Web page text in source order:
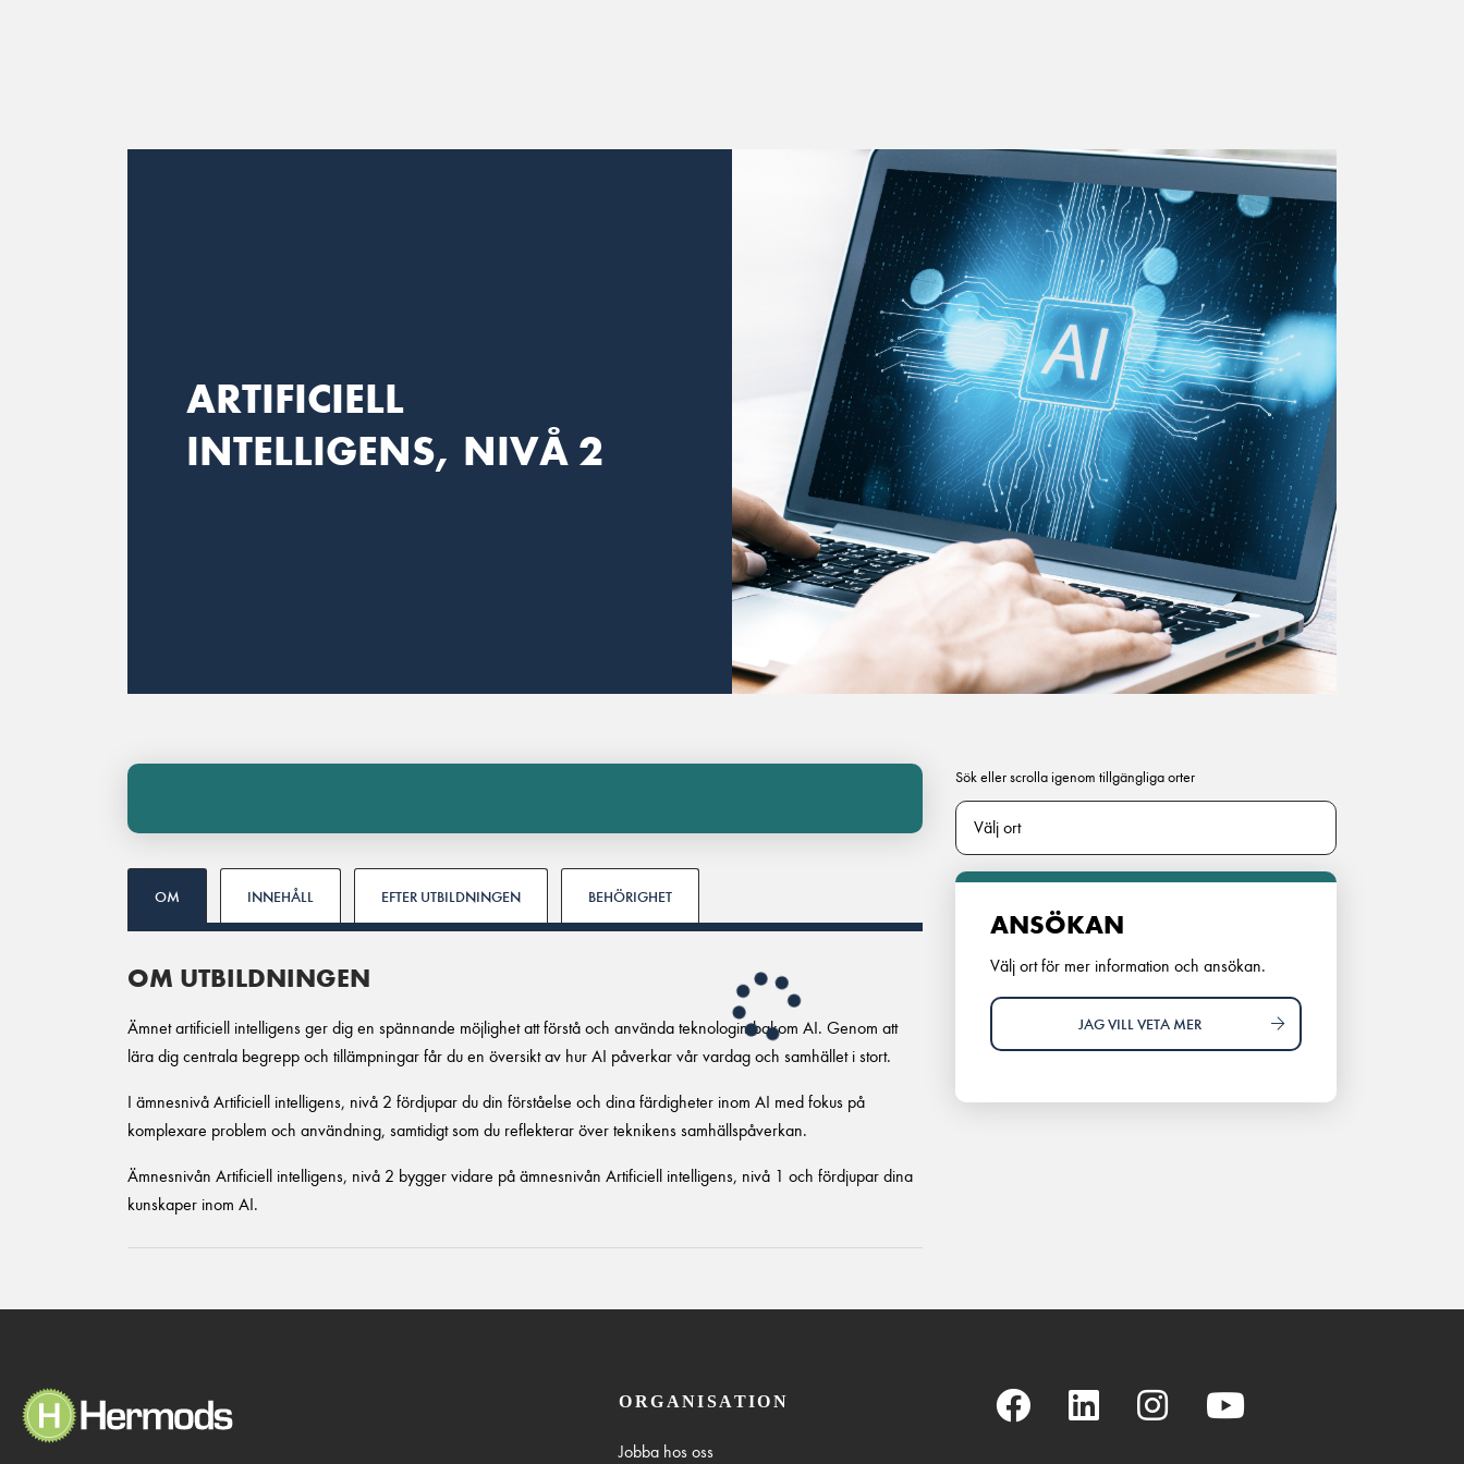
ARTIFICIELL
INTELLIGENS, NIVÅ 2
OM INNEHÅLL EFTER UTBILDNINGEN BEHÖRIGHET
OM UTBILDNINGEN
Ämnet artificiell intelligens ger dig en spännande möjlighet att förstå och använda teknologin bakom AI. Genom att
lära dig centrala begrepp och tillämpningar får du en översikt av hur AI påverkar vår vardag och samhället i stort.
I ämnesnivå Artificiell intelligens, nivå 2 fördjupar du din förståelse och dina färdigheter inom AI med fokus på
komplexare problem och användning, samtidigt som du reflekterar över teknikens samhällspåverkan.
Ämnesnivån Artificiell intelligens, nivå 2 bygger vidare på ämnesnivån Artificiell intelligens, nivå 1 och fördjupar dina
kunskaper inom AI.
Sök eller scrolla igenom tillgängliga orter
ANSÖKAN
Välj ort för mer information och ansökan.
JAG VILL VETA MER
ORGANISATION
Jobba hos oss